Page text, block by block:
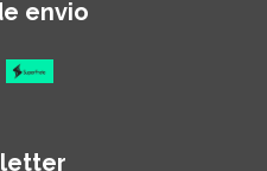
envio